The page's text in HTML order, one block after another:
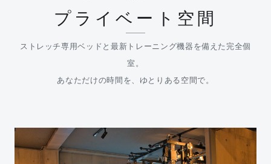
プライベート空間
ストレッチ専用ベッドと最新トレーニング機器を備えた完全個
室。
あなただけの時間を、ゆとりある空間で。